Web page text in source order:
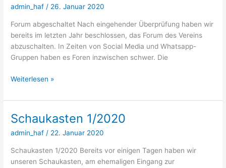
admin_haf/ 26. Januar 2020
Forum abgeschaltet Nach eingehender Überprüfung haben wir
bereits im letzten Jahr beschlossen, das Forum des Vereins
abzuschalten. In Zeiten von Social Media und Whatsapp-
Gruppen haben es Foren inzwischen schwer. Die
Forum
Weiterlesen »
Schaukasten 1/2020
admin_haf/ 22. Januar 2020
Schaukasten 1/2020 Bereits vor einigen Tagen haben wir
unseren Schaukasten, am ehemaligen Eingang zur